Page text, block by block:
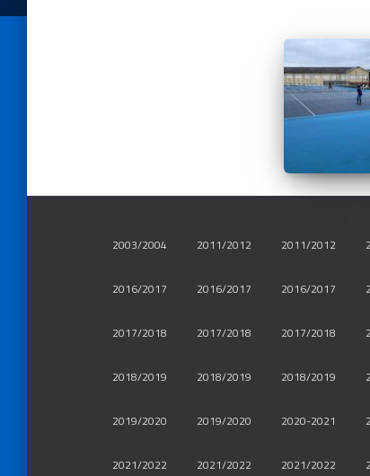
2003/2004 2011/2012 2011/2012
2016/2017 2016/2017 2016/2017
2017/2018 2017/2018 2017/2018
2018/2019 2018/2019 2018/2019
2019/2020 2019/2020 2020-2021
2021/2022 2021/2022 2021/2022